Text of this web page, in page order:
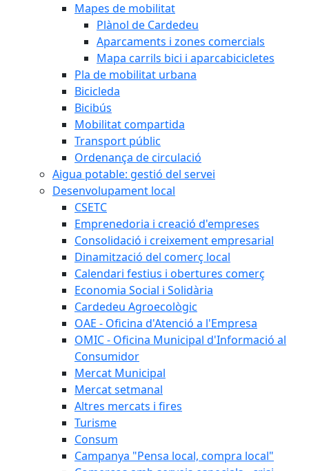
Mapes de mobilitat
Plànol de Cardedeu
Aparcaments i zones comercials
Mapa carrils bici i aparcabicicletes
Pla de mobilitat urbana
Bicicleda
Bicibús
Mobilitat compartida
Transport públic
Ordenança de circulació
Aigua potable: gestió del servei
Desenvolupament local
CSETC
Emprenedoria i creació d'empreses
Consolidació i creixement empresarial
Dinamització del comerç local
Calendari festius i obertures comerç
Economia Social i Solidària
Cardedeu Agroecològic
OAE - Oficina d'Atenció a l'Empresa
OMIC - Oficina Municipal d'Informació al
Consumidor
Mercat Municipal
Mercat setmanal
Altres mercats i fires
Turisme
Consum
Campanya "Pensa local, compra local"